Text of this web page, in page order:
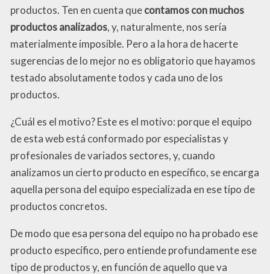
productos. Ten en cuenta quecontamos con muchos
productos analizados, y, naturalmente, nos sería
materialmente imposible. Pero a la hora de hacerte
sugerencias de lo mejor no es obligatorio que hayamos
testado absolutamente todos y cada uno de los
productos.
¿Cuál es el motivo? Este es el motivo: porque el equipo
de esta web está conformado por especialistas y
profesionales de variados sectores, y, cuando
analizamos un cierto producto en específico, se encarga
aquella persona del equipo especializada en ese tipo de
productos concretos.
De modo que esa persona del equipo no ha probado ese
producto específico, pero entiende profundamente ese
tipo de productos y, en función de aquello que va